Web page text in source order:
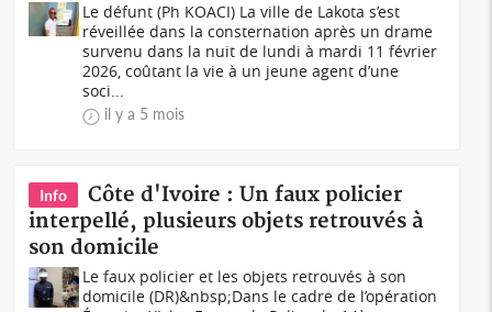
Le défunt (Ph KOACI) La ville de Lakota s’est
réveillée dans la consternation après un drame
survenu dans la nuit de lundi à mardi 11 février
2026, coûtant la vie à un jeune agent d’une
soci...
il y a 5 mois
Info
Côte d'Ivoire : Un faux policier
interpellé, plusieurs objets retrouvés à
son domicile
Le faux policier et les objets retrouvés à son
domicile (DR)&nbsp;Dans le cadre de l’opération